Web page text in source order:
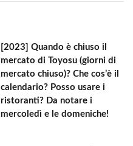
[2023] Quando è chiuso il
mercato di Toyosu (giorni di
mercato chiuso)? Che cos’è il
calendario? Posso usare i
ristoranti? Da notare i
mercoledì e le domeniche!